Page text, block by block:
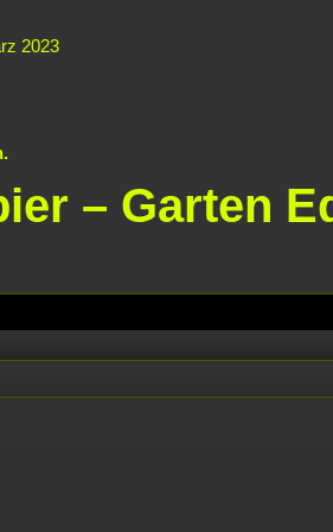
2023
– Garten